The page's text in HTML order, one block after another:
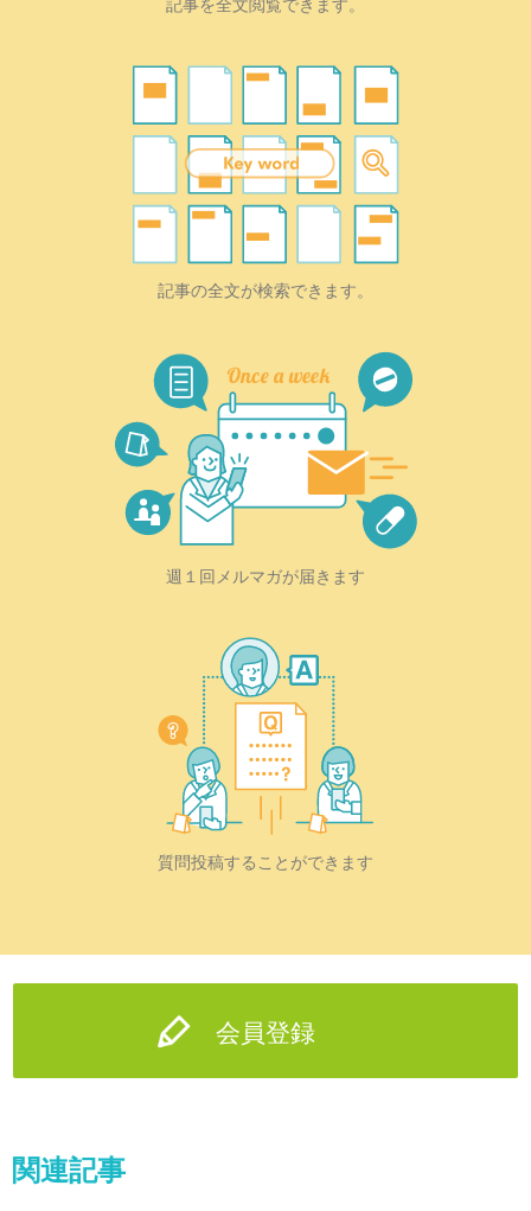
記事を全文閲覧できます。
記事の全文が検索できます。
週１回メルマガが届きます
質問投稿することができます
会員登録
関連記事